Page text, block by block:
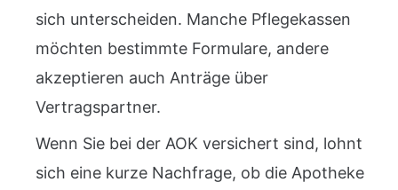
sich unterscheiden. Manche Pflegekassen
möchten bestimmte Formulare, andere
akzeptieren auch Anträge über
Vertragspartner.
Wenn Sie bei der AOK versichert sind, lohnt
sich eine kurze Nachfrage, ob die Apotheke